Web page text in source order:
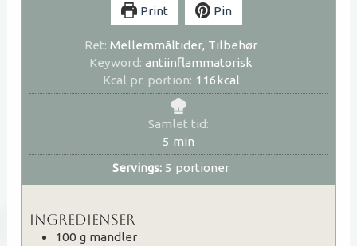
Print Pin
Ret:Mellemmåltider, Tilbehør
Keyword:antiinflammatorisk
Kcal pr. portion: 116 kcal
Samlet tid:
5 minutter
min
Servings: 5 portioner
INGREDIENSER
100 g mandler